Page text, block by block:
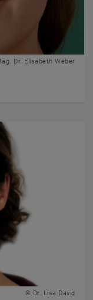
Dr. Elisabeth Weber
© Dr. Lisa David